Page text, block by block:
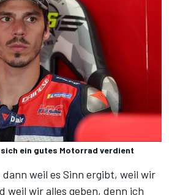
ein gutes Motorrad verdient
weil es Sinn ergibt, weil wir
weil wir alles geben, denn ich